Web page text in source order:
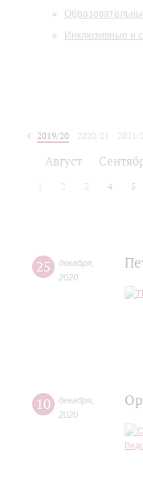
Инклюзивные и
2019/20 2020/21 2021/
Август
2 3 4 5
25 декабря
2020
10 декабря
2020